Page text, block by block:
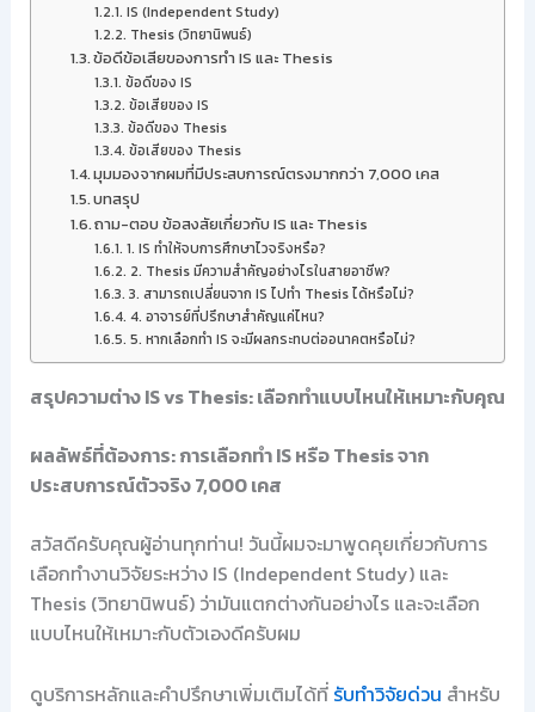
IS (Independent Study)
Thesis (วิทยานิพนธ์)
ข้อดีข้อเสียของการทำ IS และ Thesis
ข้อดีของ IS
ข้อเสียของ IS
ข้อดีของ Thesis
ข้อเสียของ Thesis
มุมมองจากผมที่มีประสบการณ์ตรงมากกว่า 7,000 เคส
บทสรุป
ถาม-ตอบ ข้อสงสัยเกี่ยวกับ IS และ Thesis
1. IS ทำให้จบการศึกษาไวจริงหรือ?
2. Thesis มีความสำคัญอย่างไรในสายอาชีพ?
3. สามารถเปลี่ยนจาก IS ไปทำ Thesis ได้หรือไม่?
4. อาจารย์ที่ปรึกษาสำคัญแค่ไหน?
5. หากเลือกทำ IS จะมีผลกระทบต่ออนาคตหรือไม่?
สรุปความต่าง IS vs Thesis: เลือกทำแบบไหนให้เหมาะกับคุณ
ผลลัพธ์ที่ต้องการ: การเลือกทำ IS หรือ Thesis จาก
ประสบการณ์ตัวจริง 7,000 เคส
สวัสดีครับคุณผู้อ่านทุกท่าน! วันนี้ผมจะมาพูดคุยเกี่ยวกับการ
เลือกทำงานวิจัยระหว่าง IS (Independent Study) และ
Thesis (วิทยานิพนธ์) ว่ามันแตกต่างกันอย่างไร และจะเลือก
แบบไหนให้เหมาะกับตัวเองดีครับผม
ดูบริการหลักและคำปรึกษาเพิ่มเติมได้ที่ รับทำวิจัยด่วน สำหรับ